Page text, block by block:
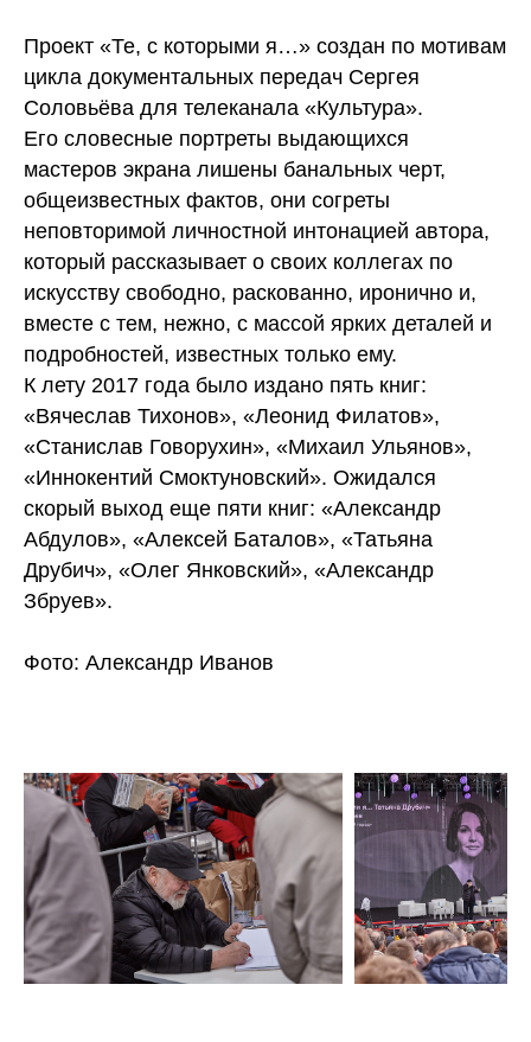
Проект «Те, с которыми я…» создан по мотивам
цикла документальных передач Сергея
Соловьёва для телеканала «Культура».
Его словесные портреты выдающихся
мастеров экрана лишены банальных черт,
общеизвестных фактов, они согреты
неповторимой личностной интонацией автора,
который рассказывает о своих коллегах по
искусству свободно, раскованно, иронично и,
вместе с тем, нежно, с массой ярких деталей и
подробностей, известных только ему.
К лету 2017 года было издано пять книг:
«Вячеслав Тихонов», «Леонид Филатов»,
«Станислав Говорухин», «Михаил Ульянов»,
«Иннокентий Смоктуновский». Ожидался
скорый выход еще пяти книг: «Александр
Абдулов», «Алексей Баталов», «Татьяна
Друбич», «Олег Янковский», «Александр
Збруев».
Фото: Александр Иванов